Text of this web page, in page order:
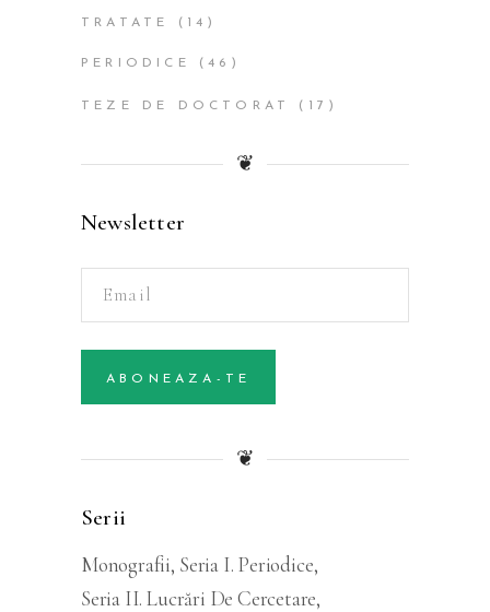
TRATATE (14)
PERIODICE (46)
TEZE DE DOCTORAT (17)
❦
Newsletter
ABONEAZA-TE
❦
Serii
Monografii Seria I. Periodice
Seria II. Lucrări De Cercetare